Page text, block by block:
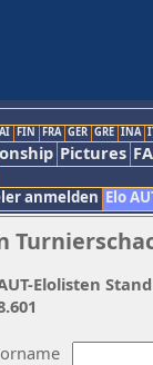
FIN FRA GER GRE INA
Pictures
anmelden Elo
Elolisten